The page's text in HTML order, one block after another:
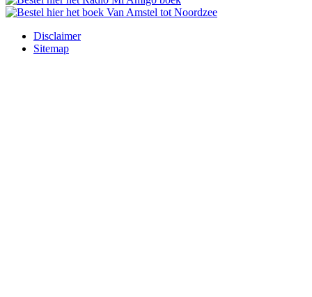
Disclaimer
Sitemap